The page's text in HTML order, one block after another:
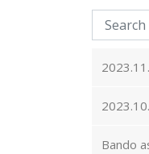
Bando